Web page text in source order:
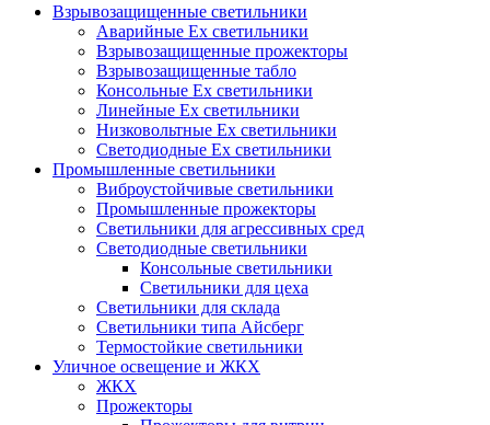
Взрывозащищенные светильники
Аварийные Ex светильники
Взрывозащищенные прожекторы
Взрывозащищенные табло
Консольные Ех светильники
Линейные Ex светильники
Низковольтные Ex светильники
Светодиодные Ex светильники
Промышленные светильники
Виброустойчивые светильники
Промышленные прожекторы
Светильники для агрессивных сред
Светодиодные светильники
Консольные светильники
Светильники для цеха
Светильники для склада
Светильники типа Айсберг
Термостойкие светильники
Уличное освещение и ЖКХ
ЖКХ
Прожекторы